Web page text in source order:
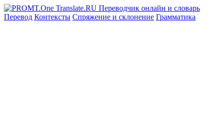
Перевод Контексты Спряжение и склонение Грамматика